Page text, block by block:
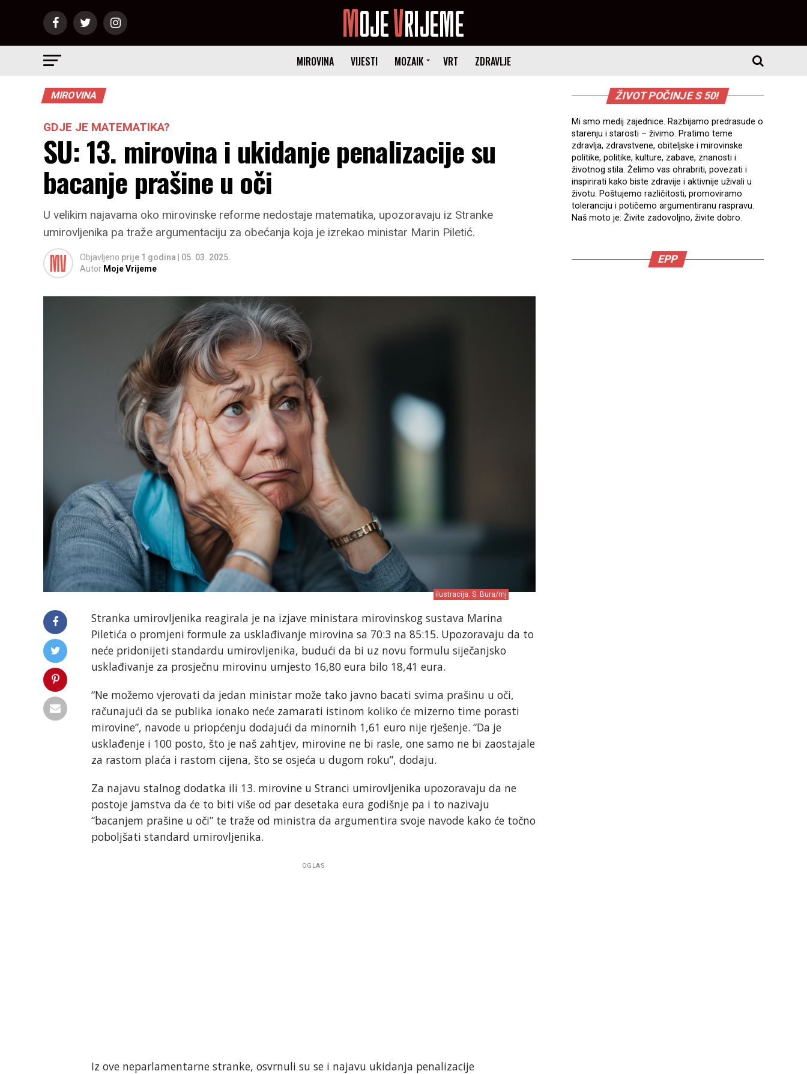
MIROVINA VIJESTI MOZAIK VRT ZDRAVLJE
MIROVINA
GDJE JE MATEMATIKA?
SU: 13. mirovina i ukidanje penalizacije su
bacanje prašine u oči
U velikim najavama oko mirovinske reforme nedostaje matematika, upozoravaju iz Stranke
umirovljenika pa traže argumentaciju za obećanja koja je izrekao ministar Marin Piletić.
Objavljeno prije 1 godina
05. 03. 2025.
Autor Moje Vrijeme
ilustracija: S. Bura/mj
Stranka umirovljenika reagirala je na izjave ministara mirovinskog sustava Marina
Piletića o promjeni formule za usklađivanje mirovina sa 70:3 na 85:15. Upozoravaju da to
neće pridonijeti standardu umirovljenika, budući da bi uz novu formulu siječanjsko
usklađivanje za prosječnu mirovinu umjesto 16,80 eura bilo 18,41 eura.
“Ne možemo vjerovati da jedan ministar može tako javno bacati svima prašinu u oči,
računajući da se publika ionako neće zamarati istinom koliko će mizerno time porasti
mirovine”, navode u priopćenju dodajući da minornih 1,61 euro nije rješenje. “Da je
usklađenje i 100 posto, što je naš zahtjev, mirovine ne bi rasle, one samo ne bi zaostajale
za rastom plaća i rastom cijena, što se osjeća u dugom roku”, dodaju.
Za najavu stalnog dodatka ili 13. mirovine u Stranci umirovljenika upozoravaju da ne
postoje jamstva da će to biti više od par desetaka eura godišnje pa i to nazivaju
“bacanjem prašine u oči” te traže od ministra da argumentira svoje navode kako će točno
poboljšati standard umirovljenika.
OGLAS
Iz ove neparlamentarne stranke, osvrnuli su se i najavu ukidanja penalizacije
ŽIVOT POČINJE S 50!
Mi smo medij zajednice. Razbijamo predrasude o
starenju i starosti – živimo. Pratimo teme
zdravlja, zdravstvene, obiteljske i mirovinske
politike, politike, kulture, zabave, znanosti i
životnog stila. Želimo vas ohrabriti, povezati i
inspirirati kako biste zdravije i aktivnije uživali u
životu. Poštujemo različitosti, promoviramo
toleranciju i potičemo argumentiranu raspravu.
Naš moto je: Živite zadovoljno, živite dobro.
EPP